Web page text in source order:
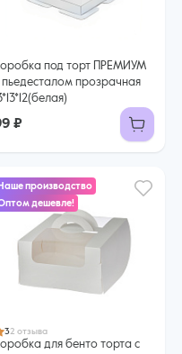
под торт ПРЕМИУМ
пьедесталом прозрачная
₽
Наше производство
дешевле!
32 отзыва
для бенто торта с